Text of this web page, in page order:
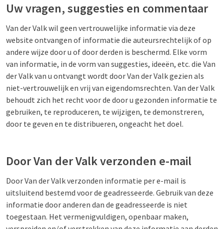
Uw vragen, suggesties en commentaar
Van der Valk wil geen vertrouwelijke informatie via deze
website ontvangen of informatie die auteursrechtelijk of op
andere wijze door u of door derden is beschermd. Elke vorm
van informatie, in de vorm van suggesties, ideeën, etc. die Van
der Valk van u ontvangt wordt door Van der Valk gezien als
niet-vertrouwelijk en vrij van eigendomsrechten. Van der Valk
behoudt zich het recht voor de door u gezonden informatie te
gebruiken, te reproduceren, te wijzigen, te demonstreren,
door te geven en te distribueren, ongeacht het doel.
Door Van der Valk verzonden e-mail
Door Van der Valk verzonden informatie per e-mail is
uitsluitend bestemd voor de geadresseerde. Gebruik van deze
informatie door anderen dan de geadresseerde is niet
toegestaan. Het vermenigvuldigen, openbaar maken,